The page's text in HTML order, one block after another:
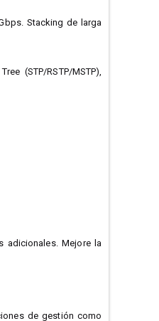
Stacking de larga
(STP/RSTP/MSTP),
Mejore la
de gestión como